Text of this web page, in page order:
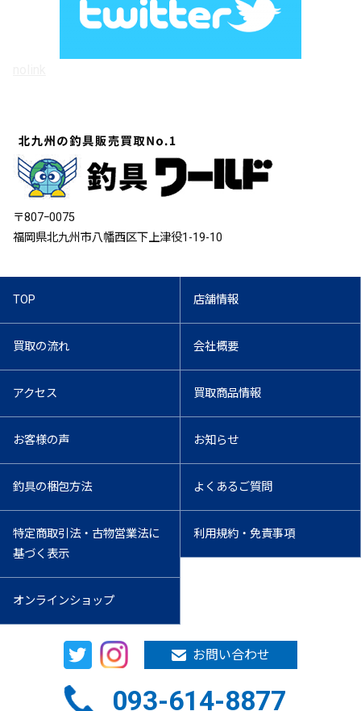
〒807ｰ0075
福岡県北九州市八幡西区下上津役1-19-10
TOP 店舗情報
買取の流れ 会社概要
アクセス 買取商品情報
お客様の声 お知らせ
釣具の梱包方法 よくあるご質問
特定商取引法・古物営業法に
基づく表示
利用規約・免責事項
オンラインショップ
お問い合わせ
093-614-8877